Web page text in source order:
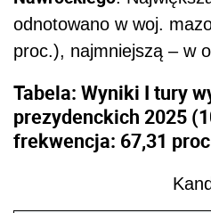
odnotowano w woj.
proc.), najmniejszą – w
Tabela: Wyniki I tury
prezydenckich 2025
frekwencja: 67,31